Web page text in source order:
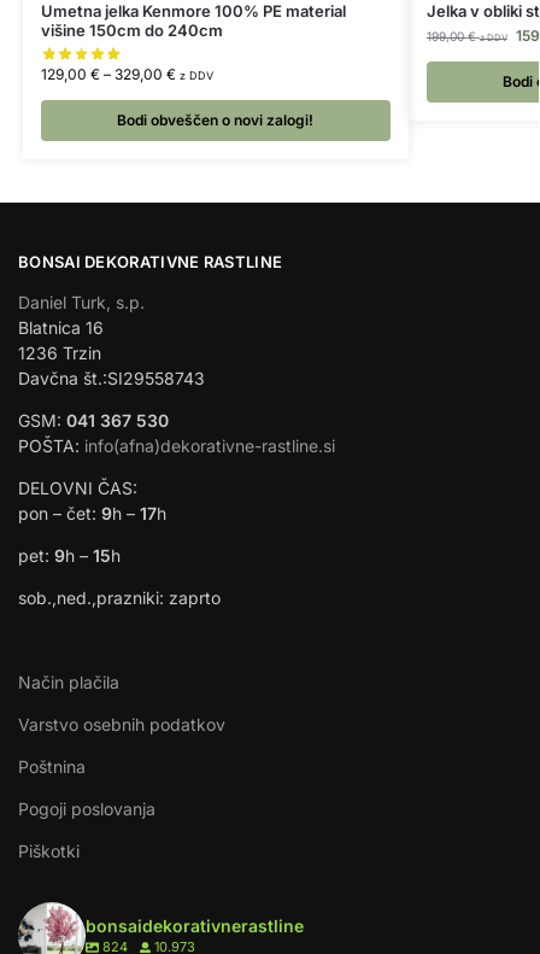
Umetna jelka Kenmore 100% PE material
višine 150cm do 240cm
129,00 € – 329,00 € z DDV
Bodi obveščen o novi zalogi!
Jelka v obliki
199,00€ z DDV
Bodi
BONSAI DEKORATIVNE RASTLINE
Daniel Turk, s.p.
Blatnica 16
1236 Trzin
Davčna št.:SI29558743
GSM: 041 367 530
POŠTA: info(afna)dekorativne-rastline.si
DELOVNI ČAS:
pon – čet: 9h – 17h
pet: 9h – 15h
sob.,ned.,prazniki: zaprto
Način plačila
Varstvo osebnih podatkov
Poštnina
Pogoji poslovanja
Piškotki
bonsaidekorativnerastline
824 10.973